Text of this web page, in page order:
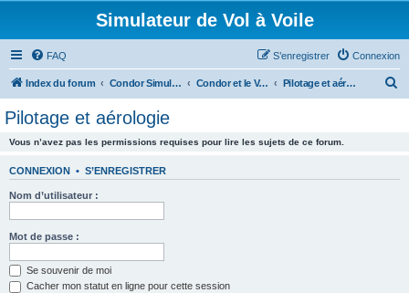
Simulateur de Vol à Voile
FAQ Connexion
S’enregistrer
Index du forum Condor Simulateur de Vol à Voile Condor et le Vol Réel Pilotage et aérologie
Pilotage et aérologie
Vous n’avez pas les permissions requises pour lire les sujets de ce forum.
CONNEXION • S’ENREGISTRER
Nom d’utilisateur :
Mot de passe :
Se souvenir de moi
Cacher mon statut en ligne pour cette session